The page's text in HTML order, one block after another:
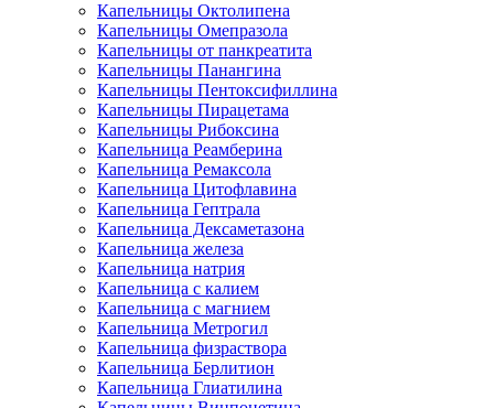
Капельницы Октолипена
Капельницы Омепразола
Капельницы от панкреатита
Капельницы Панангина
Капельницы Пентоксифиллина
Капельницы Пирацетама
Капельницы Рибоксина
Капельница Реамберина
Капельница Ремаксола
Капельница Цитофлавина
Капельница Гептрала
Капельница Дексаметазона
Капельница железа
Капельница натрия
Капельница с калием
Капельница с магнием
Капельница Метрогил
Капельница физраствора
Капельница Берлитион
Капельница Глиатилина